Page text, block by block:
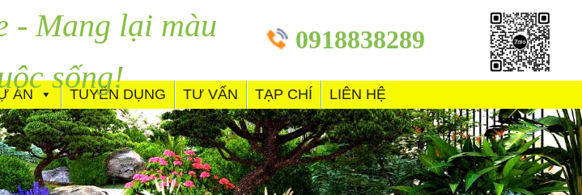
- Mang lại màu
sống!
0918838289
ÁN TUYỂN DỤNG TƯ VẤN TẠP CHÍ LIÊN HỆ